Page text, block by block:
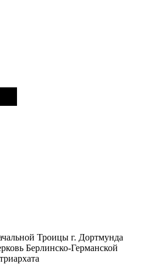
Троицы г. Дортмунда
Берлинско-Германской